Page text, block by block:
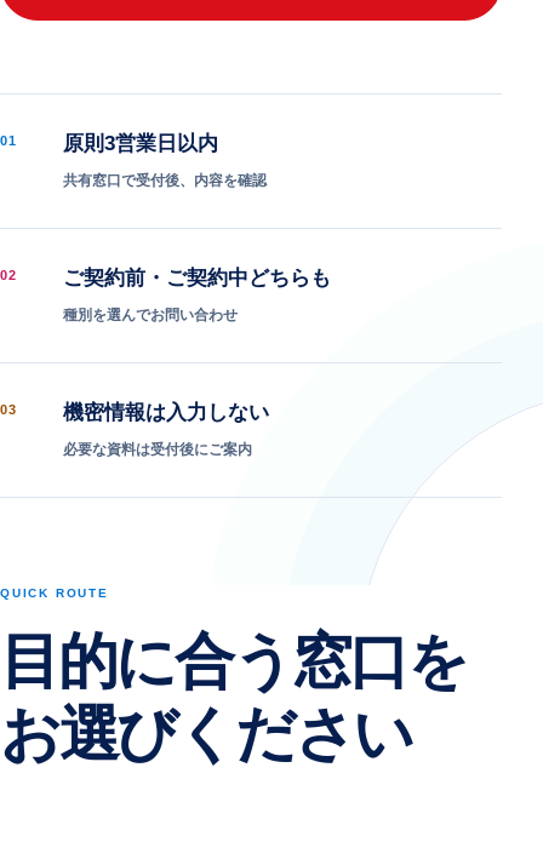
01 原則3営業日以内
共有窓口で受付後、内容を確認
02 ご契約前・ご契約中どちらも
種別を選んでお問い合わせ
03 機密情報は入力しない
必要な資料は受付後にご案内
QUICK ROUTE
目的に合う窓口を
お選びください